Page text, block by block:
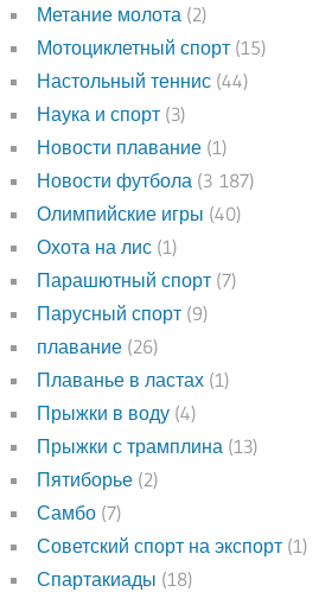
Метание молота (2)
Мотоциклетный спорт (15)
Настольный теннис (44)
Наука и спорт (3)
Новости плавание (1)
Новости футбола (3 187)
Олимпийские игры (40)
Охота на лис (1)
Парашютный спорт (7)
Парусный спорт (9)
плавание (26)
Плаванье в ластах (1)
Прыжки в воду (4)
Прыжки с трамплина (13)
Пятиборье (2)
Самбо (7)
Советский спорт на экспорт (1)
Спартакиады (18)